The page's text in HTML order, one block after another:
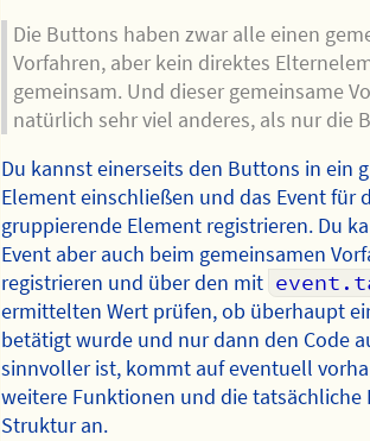
Die Buttons haben zwar alle einen
Vorfahren, aber kein direktes
gemeinsam. Und dieser gemeinsame
natürlich sehr viel anderes, als nur die
Du kannst einerseits den Buttons in ein
Element einschließen und das Event für
gruppierende Element registrieren. Du
Event aber auch beim gemeinsamen
registrieren und über den mit
ermittelten Wert prüfen, ob überhaupt
betätigt wurde und nur dann den Code
sinnvoller ist, kommt auf eventuell
weitere Funktionen und die tatsächliche
Struktur an.